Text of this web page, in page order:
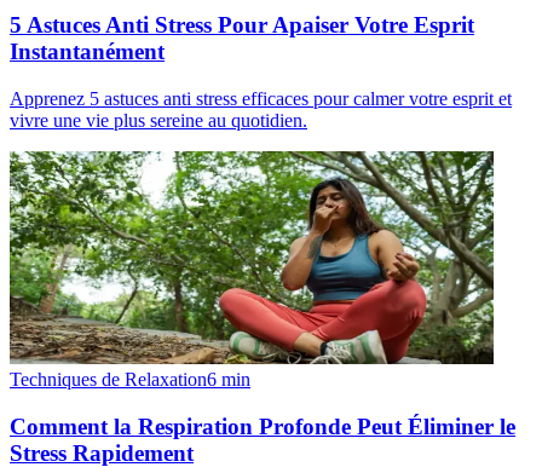
5 Astuces Anti Stress Pour Apaiser Votre Esprit
Instantanément
Apprenez 5 astuces anti stress efficaces pour calmer votre esprit et
vivre une vie plus sereine au quotidien.
Techniques de Relaxation6 min
Comment la Respiration Profonde Peut Éliminer le
Stress Rapidement